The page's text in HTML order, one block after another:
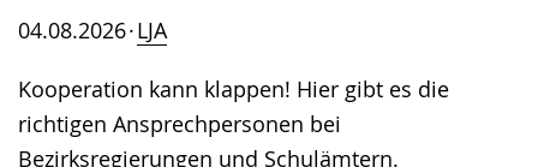
04.08.2026 LJA
Kooperation kann klappen! Hier gibt es die
richtigen Ansprechpersonen bei
Bezirksregierungen und Schulämtern.